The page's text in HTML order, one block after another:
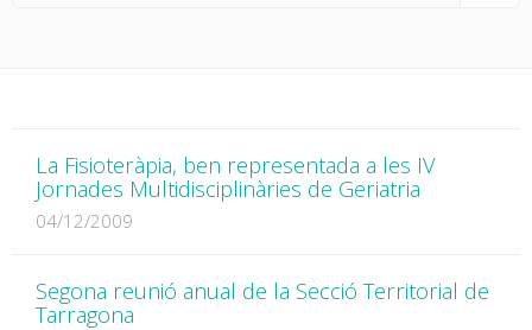
La Fisioteràpia, ben representada a les IV
Jornades Multidisciplinàries de Geriatria
04/12/2009
Segona reunió anual de la Secció Territorial de
Tarragona